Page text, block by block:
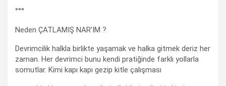
°°°
Neden ÇATLAMIŞ NAR’IM ?
Devrimcilik halkla birlikte yaşamak ve halka gitmek deriz her
zaman. Her devrimci bunu kendi pratiğinde farklı yollarla
somutlar. Kimi kapı kapı gezip kitle çalışması